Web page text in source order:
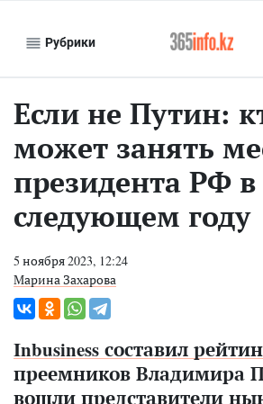
Рубрики
Если не Путин:
может занять
президента РФ в
следующем году
5 ноября 2023, 12:24
Марина Захарова
Inbusiness составил
преемников Владимира
вошли представители